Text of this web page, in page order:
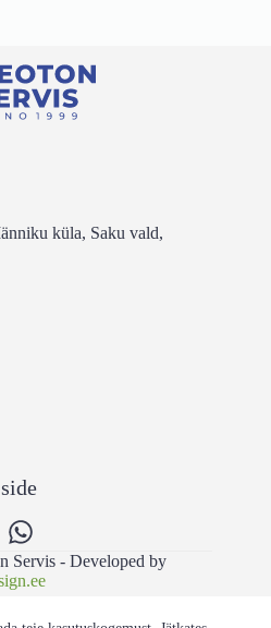
küla, Saku vald,
Servis - Developed by